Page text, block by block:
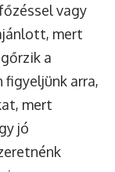
vagy
mert
a
arra,
mert
jó